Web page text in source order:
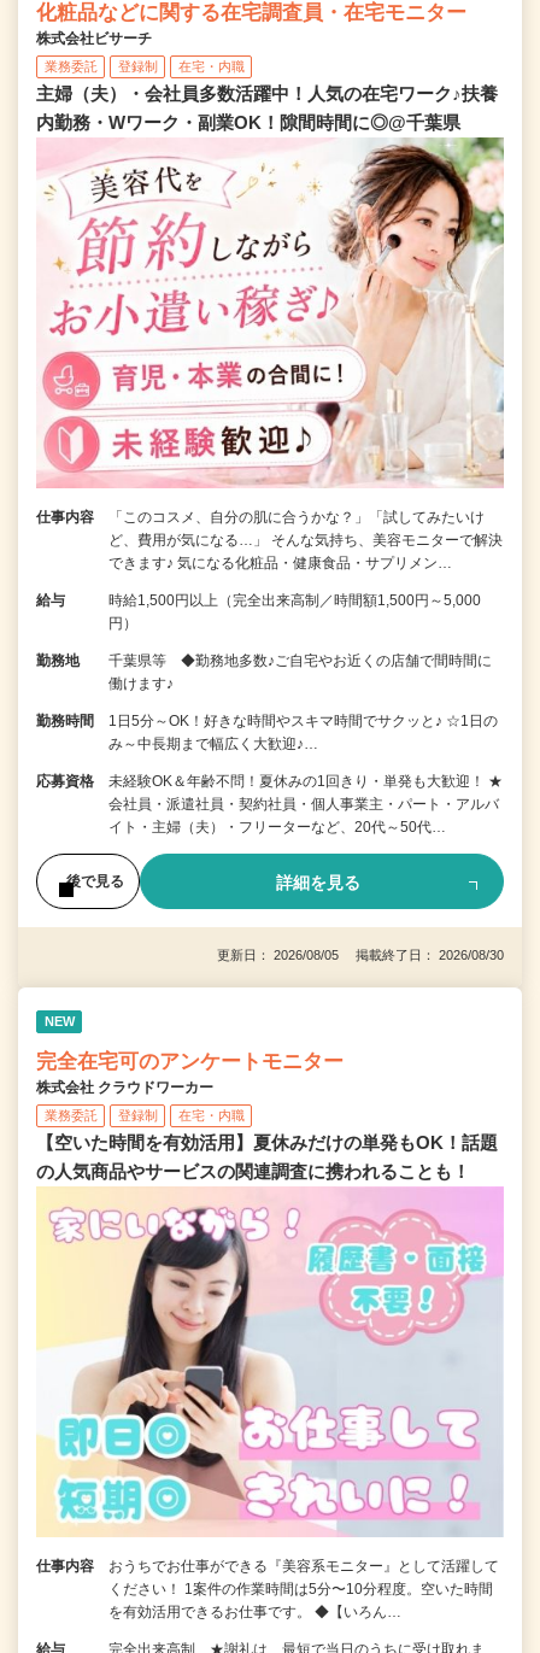
化粧品などに関する在宅調査員・在宅モニター
株式会社ビサーチ
業務委託 登録制 在宅・内職
主婦（夫）・会社員多数活躍中！人気の在宅ワーク♪扶養
内勤務・Wワーク・副業OK！隙間時間に◎@千葉県
仕事内容
「このコスメ、自分の肌に合うかな？」「試してみたいけ
ど、費用が気になる…」 そんな気持ち、美容モニターで解決
できます♪ 気になる化粧品・健康食品・サプリメン…
給与
時給1,500円以上（完全出来高制／時間額1,500円～5,000
円）
勤務地
千葉県等 ◆勤務地多数♪ご自宅やお近くの店舗で間時間に
働けます♪
勤務時間
1日5分～OK！好きな時間やスキマ時間でサクッと♪ ☆1日の
み～中長期まで幅広く大歓迎♪…
応募資格
未経験OK＆年齢不問！夏休みの1回きり・単発も大歓迎！ ★
会社員・派遣社員・契約社員・個人事業主・パート・アルバ
イト・主婦（夫）・フリーターなど、20代～50代…
後で見る 詳細を見る
更新日： 2026/08/05 掲載終了日： 2026/08/30
NEW
完全在宅可のアンケートモニター
株式会社 クラウドワーカー
業務委託 登録制 在宅・内職
【空いた時間を有効活用】夏休みだけの単発もOK！話題
の人気商品やサービスの関連調査に携われることも！
仕事内容
おうちでお仕事ができる『美容系モニター』として活躍して
ください！ 1案件の作業時間は5分〜10分程度。空いた時間
を有効活用できるお仕事です。 ◆【いろん…